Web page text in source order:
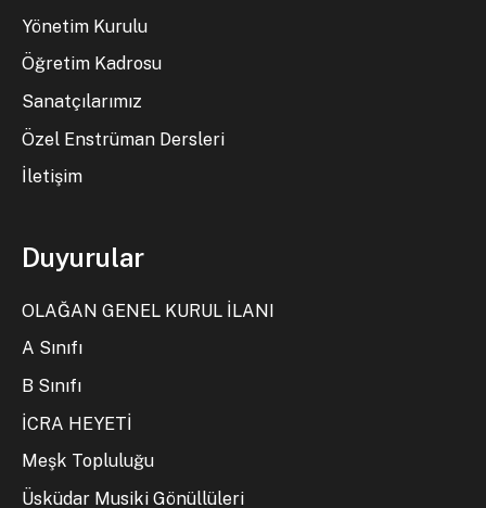
Yönetim Kurulu
Öğretim Kadrosu
Sanatçılarımız
Özel Enstrüman Dersleri
İletişim
Duyurular
OLAĞAN GENEL KURUL İLANI
A Sınıfı
B Sınıfı
İCRA HEYETİ
Meşk Topluluğu
Üsküdar Musiki Gönüllüleri